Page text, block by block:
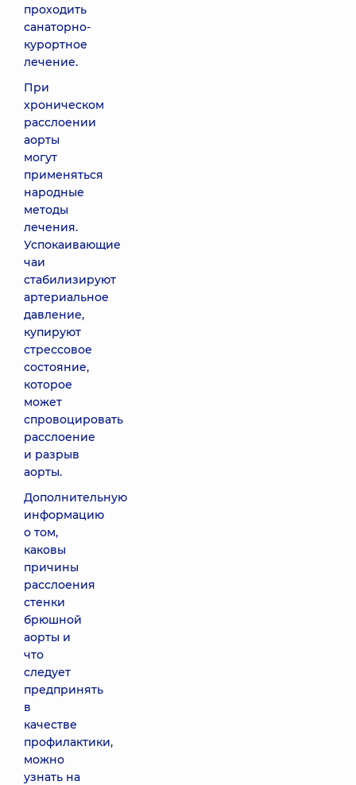
проходить
санаторно-
курортное
лечение.
При
хроническом
расслоении
аорты
могут
применяться
народные
методы
лечения.
Успокаивающие
чаи
стабилизируют
артериальное
давление,
купируют
стрессовое
состояние,
которое
может
спровоцировать
расслоение
и разрыв
аорты.
Дополнительную
информацию
о том,
каковы
причины
расслоения
стенки
брюшной
аорты и
что
следует
предпринять
в
качестве
профилактики,
можно
узнать на